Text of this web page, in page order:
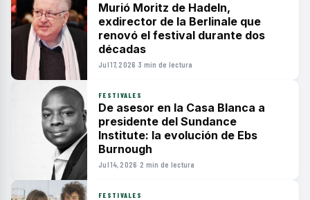
Murió Moritz de Hadeln,
exdirector de la Berlinale que
renovó el festival durante dos
décadas
Jul 17, 2026 ·3 min de lectura
FESTIVALES
De asesor en la Casa Blanca a
presidente del Sundance
Institute: la evolución de Ebs
Burnough
Jul 14, 2026 ·2 min de lectura
FESTIVALES